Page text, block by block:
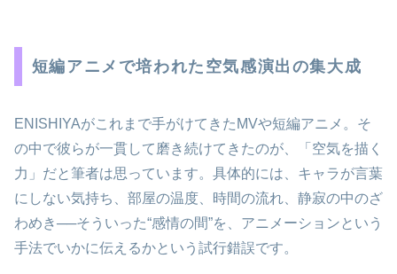
短編アニメで培われた空気感演出の集大成
ENISHIYAがこれまで手がけてきたMVや短編アニメ。そ
の中で彼らが一貫して磨き続けてきたのが、「空気を描く
力」だと筆者は思っています。具体的には、キャラが言葉
にしない気持ち、部屋の温度、時間の流れ、静寂の中のざ
わめき──そういった“感情の間”を、アニメーションという
手法でいかに伝えるかという試行錯誤です。